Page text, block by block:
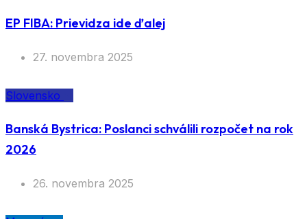
EP FIBA: Prievidza ide ďalej
27. novembra 2025
Slovensko
Banská Bystrica: Poslanci schválili rozpočet na rok
2026
26. novembra 2025